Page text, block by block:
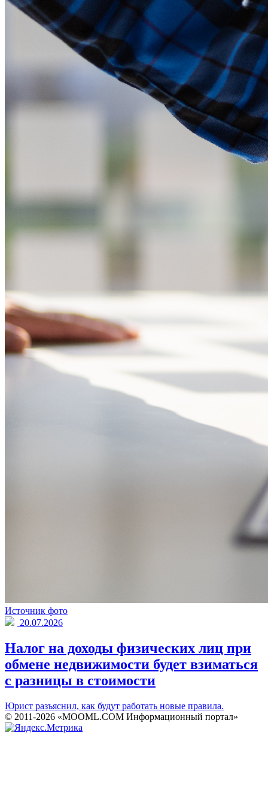
Источник фото
20.07.2026
Налог на доходы физических лиц при
обмене недвижимости будет взиматься
с разницы в стоимости
Юрист разъяснил, как будут работать новые правила.
© 2011-2026 «MOOML.COM Информационный портал»